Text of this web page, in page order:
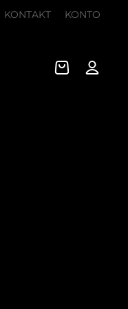
KONTAKT KONTO